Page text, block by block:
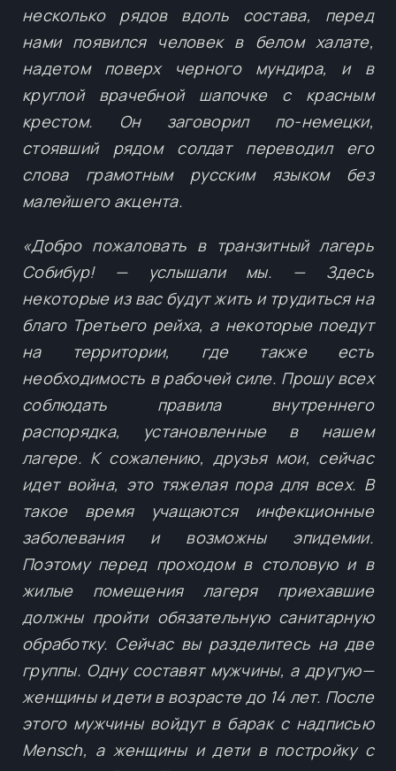
несколько рядов вдоль состава, перед
нами появился человек в белом халате,
надетом поверх черного мундира, и в
круглой врачебной шапочке с красным
крестом. Он заговорил по-немецки,
стоявший рядом солдат переводил его
слова грамотным русским языком без
малейшего акцента.
«Добро пожаловать в транзитный лагерь
Собибур! — услышали мы. — Здесь
некоторые из вас будут жить и трудиться на
благо Третьего рейха, а некоторые поедут
на территории, где также есть
необходимость в рабочей силе. Прошу всех
соблюдать правила внутреннего
распорядка, установленные в нашем
лагере. К сожалению, друзья мои, сейчас
идет война, это тяжелая пора для всех. В
такое время учащаются инфекционные
заболевания и возможны эпидемии.
Поэтому перед проходом в столовую и в
жилые помещения лагеря приехавшие
должны пройти обязательную санитарную
обработку. Сейчас вы разделитесь на две
группы. Одну составят мужчины, а другую—
женщины и дети в возрасте до 14 лет. После
этого мужчины войдут в барак с надписью
Mensch, а женщины и дети в постройку с